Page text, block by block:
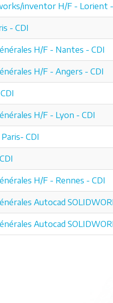
inventor H/F - Lorient -
- CDI
H/F - Nantes - CDI
H/F - Angers - CDI
H/F - Lyon - CDI
CDI
H/F - Rennes - CDI
Autocad
Autocad